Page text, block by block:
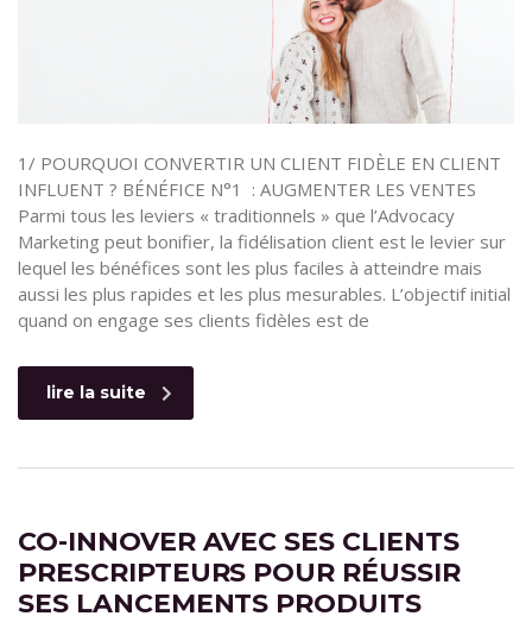
1/ POURQUOI CONVERTIR UN CLIENT FIDÈLE EN CLIENT
INFLUENT ? BÉNÉFICE N°1 : AUGMENTER LES VENTES
Parmi tous les leviers « traditionnels » que l’Advocacy
Marketing peut bonifier, la fidélisation client est le levier sur
lequel les bénéfices sont les plus faciles à atteindre mais
aussi les plus rapides et les plus mesurables. L’objectif initial
quand on engage ses clients fidèles est de
lire la suite
CO-INNOVER AVEC SES CLIENTS
PRESCRIPTEURS POUR RÉUSSIR
SES LANCEMENTS PRODUITS